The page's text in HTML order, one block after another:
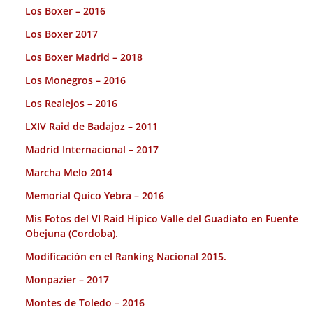
Los Boxer – 2016
Los Boxer 2017
Los Boxer Madrid – 2018
Los Monegros – 2016
Los Realejos – 2016
LXIV Raid de Badajoz – 2011
Madrid Internacional – 2017
Marcha Melo 2014
Memorial Quico Yebra – 2016
Mis Fotos del VI Raid Hípico Valle del Guadiato en Fuente
Obejuna (Cordoba).
Modificación en el Ranking Nacional 2015.
Monpazier – 2017
Montes de Toledo – 2016